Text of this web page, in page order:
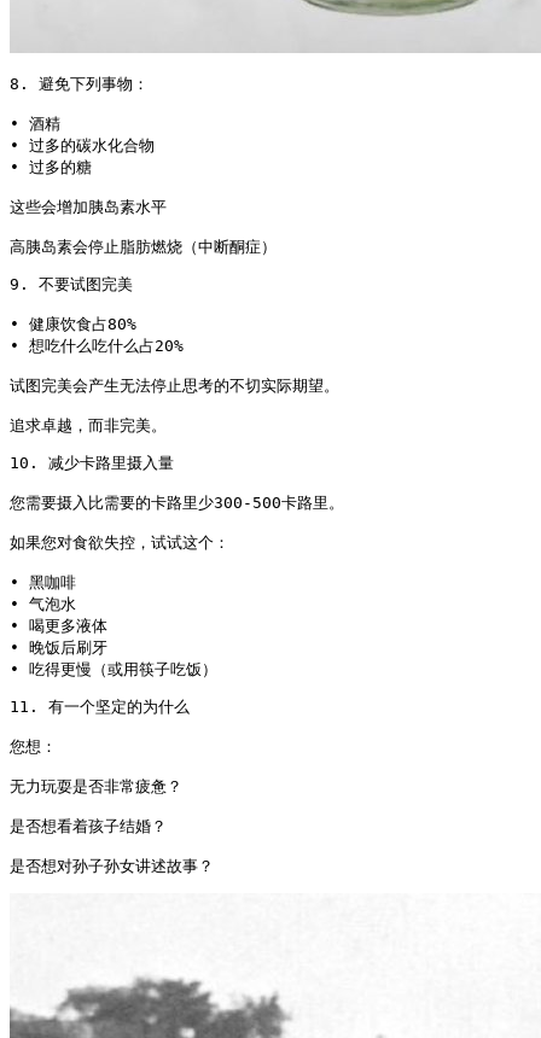
8. 避免下列事物：
• 酒精
• 过多的碳水化合物
• 过多的糖
这些会增加胰岛素水平
高胰岛素会停止脂肪燃烧（中断酮症）
9. 不要试图完美
• 健康饮食占80%
• 想吃什么吃什么占20%
试图完美会产生无法停止思考的不切实际期望。
追求卓越，而非完美。
10. 减少卡路里摄入量
您需要摄入比需要的卡路里少300-500卡路里。
如果您对食欲失控，试试这个：
• 黑咖啡
• 气泡水
• 喝更多液体
• 晚饭后刷牙
• 吃得更慢（或用筷子吃饭）
11. 有一个坚定的为什么
您想：
无力玩耍是否非常疲惫？
是否想看着孩子结婚？
是否想对孙子孙女讲述故事？